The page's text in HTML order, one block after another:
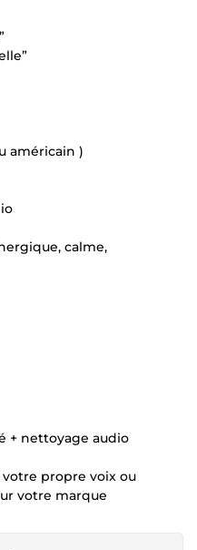
américain )
calme,
+ nettoyage audio
propre voix ou
votre marque